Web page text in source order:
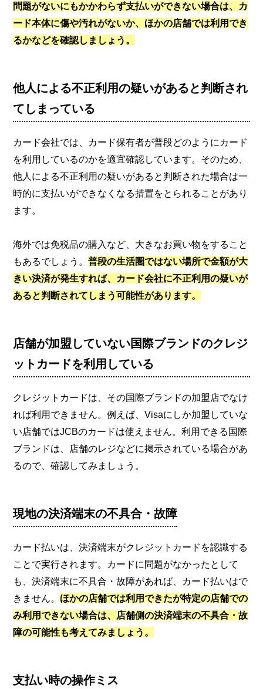
問題がないにもかかわらず支払いができない場合は、カ
ード本体に傷や汚れがないか、ほかの店舗では利用でき
るかなどを確認しましょう。
他人による不正利用の疑いがあると判断され
てしまっている
カード会社では、カード保有者が普段どのようにカード
を利用しているのかを適宜確認しています。そのため、
他人による不正利用の疑いがあると判断された場合は一
時的に支払いができなくなる措置をとられることがあり
ます。
海外では免税品の購入など、大きなお買い物をすること
もあるでしょう。普段の生活圏ではない場所で金額が大
きい決済が発生すれば、カード会社に不正利用の疑いが
あると判断されてしまう可能性があります。
店舗が加盟していない国際ブランドのクレジ
ットカードを利用している
クレジットカードは、その国際ブランドの加盟店でなけ
れば利用できません。例えば、Visaにしか加盟していな
い店舗ではJCBのカードは使えません。利用できる国際
ブランドは、店舗のレジなどに掲示されている場合があ
るので、確認してみましょう。
現地の決済端末の不具合・故障
カード払いは、決済端末がクレジットカードを認識する
ことで実行されます。カードに問題がなかったとして
も、決済端末に不具合・故障があれば、カード払いはで
きません。 ほかの店舗では利用できたが特定の店舗での
み利用できない場合は、店舗側の決済端末の不具合・故
障の可能性も考えてみましょう。
支払い時の操作ミス